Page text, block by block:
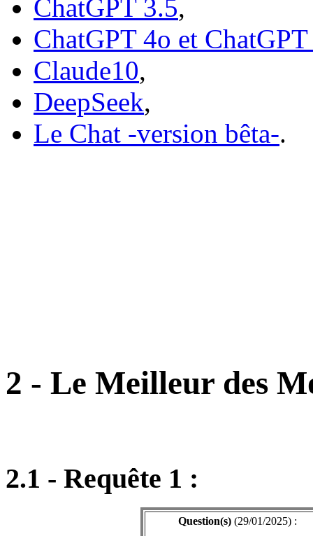
ChatGPT 3.5,
ChatGPT 4o et
Claude10,
DeepSeek,
Le Chat -version bêta-.
2 - Le Meilleur des
2.1 - Requête 1 :
Question(s)(29/01/2025) :